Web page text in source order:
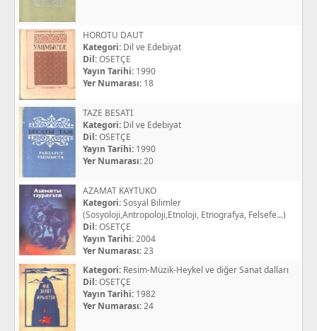
HOROTU DAUT
Kategori: Dil ve Edebiyat
Dil:OSETÇE
Yayın Tarihi: 1990
Yer Numarası: 18
TAZE BESATI
Kategori: Dil ve Edebiyat
Dil:OSETÇE
Yayın Tarihi: 1990
Yer Numarası:20
AZAMAT KAYTUKO
Kategori:Sosyal Bilimler
(Sosyoloji,Antropoloji,Etnoloji, Etnografya, Felsefe...)
Dil:OSETÇE
Yayın Tarihi:2004
Yer Numarası:23
Kategori: Resim-Müzik-Heykel ve diğer Sanat dalları
Dil:OSETÇE
Yayın Tarihi: 1982
Yer Numarası:24